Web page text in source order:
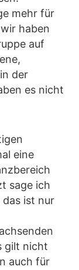
mehr für
haben
auf
der
es nicht
eine
sage ich
ist nur
gilt nicht
auch für